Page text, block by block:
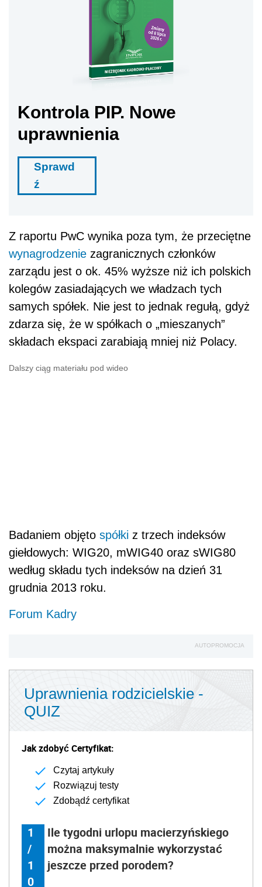
Kontrola PIP. Nowe
uprawnienia
Sprawd
ź
Z raportu PwC wynika poza tym, że przeciętne
wynagrodzenie zagranicznych członków
zarządu jest o ok. 45% wyższe niż ich polskich
kolegów zasiadających we władzach tych
samych spółek. Nie jest to jednak regułą, gdyż
zdarza się, że w spółkach o „mieszanych”
składach ekspaci zarabiają mniej niż Polacy.
Dalszy ciąg materiału pod wideo
Badaniem objęto spółki z trzech indeksów
giełdowych: WIG20, mWIG40 oraz sWIG80
według składu tych indeksów na dzień 31
grudnia 2013 roku.
Forum Kadry
AUTOPROMOCJA
Uprawnienia rodzicielskie -
QUIZ
Jak zdobyć Certyfikat:
Czytaj artykuły
Rozwiązuj testy
Zdobądź certyfikat
1
/
1
0
Ile tygodni urlopu macierzyńskiego
można maksymalnie wykorzystać
jeszcze przed porodem?